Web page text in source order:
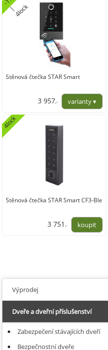
Stěnová čtečka STAR Smart
|
ck
3 957,-
Stěnová čtečka STAR Smart CF3-Ble
4lock
3 751,-
Výprodej
Dveře a dveřní příslušenství
Zabezpečení stávajících dveří
Bezpečnostní dveře